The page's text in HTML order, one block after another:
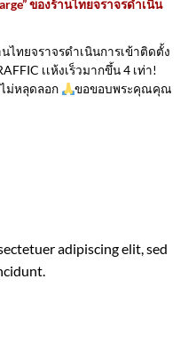
ของร้านไทยจราจรดำเนิน
ไทยจราจรดำเนินการเข้าติดตั้ง​
เเห้งเร็วมากขึ้น 4 เท่า!
ม่หลุดลอก
ขอขอบพระคุณคุณ
adipiscing elit, sed